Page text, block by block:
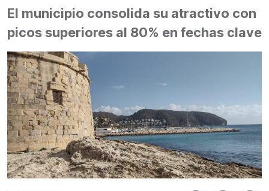
El municipio consolida su atractivo con
picos superiores al 80% en fechas clave